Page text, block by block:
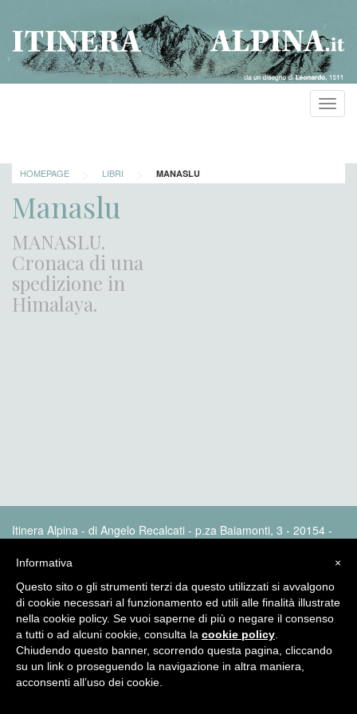
HOMEPAGE LIBRI MANASLU
Manaslu
MANASLU.
Cronaca di una
spedizione in
Himalaya.
Itinera Alpina - di Angelo Recalcati - p.za Baiamonti, 3 - 20154 -
policy
×
Informativa
Questo sito o gli strumenti terzi da questo utilizzati si avvalgono
di cookie necessari al funzionamento ed utili alle finalità illustrate
nella cookie policy. Se vuoi saperne di più o negare il consenso
a tutti o ad alcuni cookie, consulta la cookie policy
Chiudendo questo banner, scorrendo questa pagina, cliccando
su un link o proseguendo la navigazione in altra maniera,
acconsenti all’uso dei cookie.